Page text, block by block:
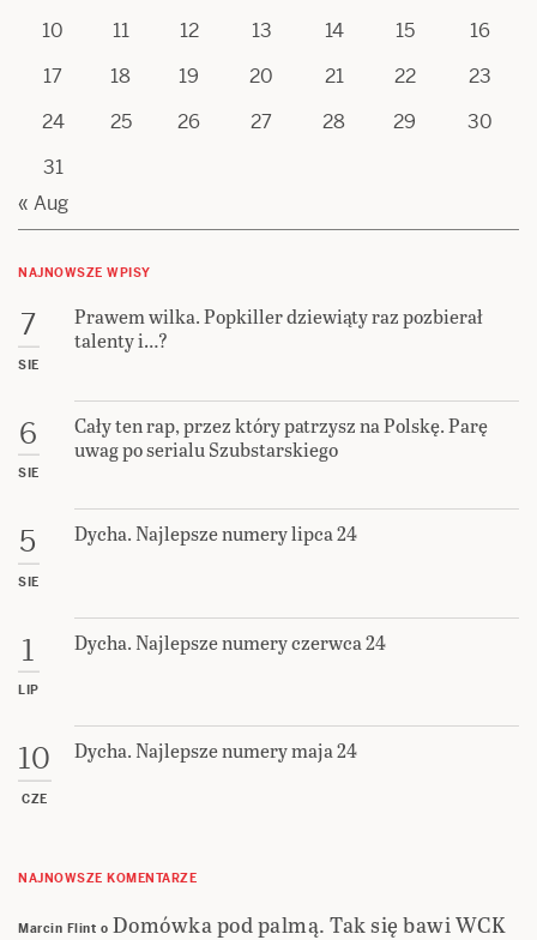
10
11 12 13 14 15
16
17
18 19 20 21 22
23
24
25 26 27 28 29
30
31
« Aug
NAJNOWSZE WPISY
7
SIE
Prawem wilka. Popkiller dziewiąty raz pozbierał
talenty i…?
6
SIE
Cały ten rap, przez który patrzysz na Polskę. Parę
uwag po serialu Szubstarskiego
5
SIE
Dycha. Najlepsze numery lipca 24
1
LIP
Dycha. Najlepsze numery czerwca 24
10
CZE
Dycha. Najlepsze numery maja 24
NAJNOWSZE KOMENTARZE
Marcin Flint o Domówka pod palmą. Tak się bawi WCK